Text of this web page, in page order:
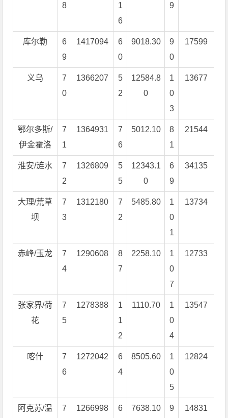
8
1
6
9
库尔勒
6
9
1417094
6
0
9018.30
9
0
17599
义乌
7
0
1366207
5
2
12584.8
0
1
0
3
13677
鄂尔多斯/
伊金霍洛
7
1
1364931
7
6
5012.10
8
1
21544
淮安/涟水
7
2
1326809
5
5
12343.1
0
6
9
34135
大理/荒草
坝
7
3
1312180
7
2
5485.80
1
0
1
13734
赤峰/玉龙
7
4
1290608
8
7
2258.10
1
0
7
12733
张家界/荷
花
7
5
1278388
1
1
2
1110.70
1
0
4
13547
喀什
7
6
1272042
6
4
8505.60
1
0
5
12824
阿克苏/温
7
1266998
6
7638.10
9
14831